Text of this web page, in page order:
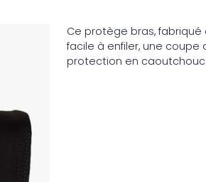
Ce protège bras,
facile à enfiler, une
protection en